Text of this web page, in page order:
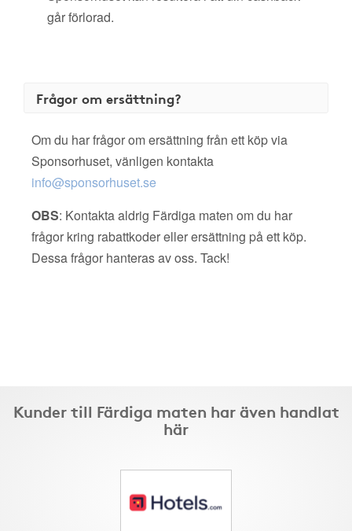
går förlorad.
Frågor om ersättning?
Om du har frågor om ersättning från ett köp via
Sponsorhuset, vänligen kontakta
info@sponsorhuset.se
OBS: Kontakta aldrig Färdiga maten om du har
frågor kring rabattkoder eller ersättning på ett köp.
Dessa frågor hanteras av oss. Tack!
Kunder till Färdiga maten har även handlat
här